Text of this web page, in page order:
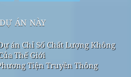
án này
án Chỉ Số Chất Lượng Không
Thế Giới
Tiện Truyền Thông